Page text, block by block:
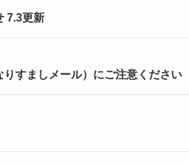
7.3更新
すましメール）にご注意ください